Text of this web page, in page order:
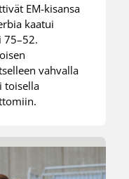
EM-kisansa
kaatui
75–52.
vahvalla
toisella